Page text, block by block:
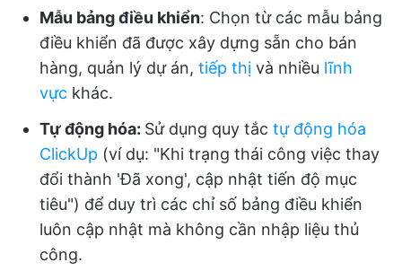
Mẫu bảng điều khiển: Chọn từ các mẫu bảng
điều khiển đã được xây dựng sẵn cho bán
hàng, quản lý dự án, tiếp thị và nhiều lĩnh
vực khác.
Tự động hóa: Sử dụng quy tắc tự động hóa
ClickUp (ví dụ: "Khi trạng thái công việc thay
đổi thành 'Đã xong', cập nhật tiến độ mục
tiêu") để duy trì các chỉ số bảng điều khiển
luôn cập nhật mà không cần nhập liệu thủ
công.